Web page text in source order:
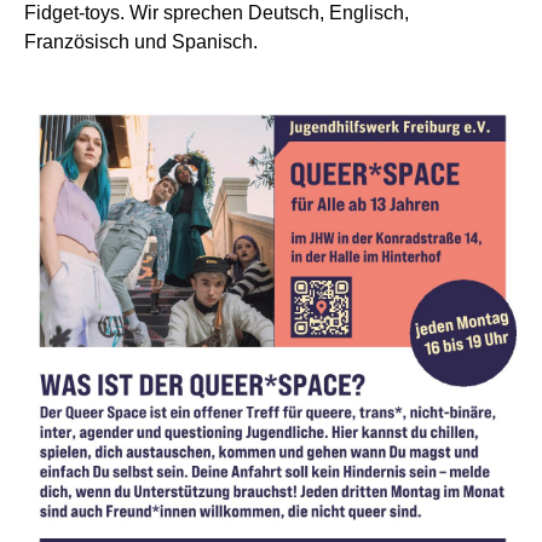
Fidget-toys. Wir sprechen Deutsch, Englisch,
Französisch und Spanisch.